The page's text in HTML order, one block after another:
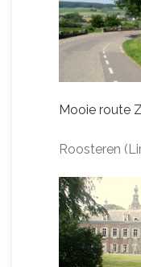
Mooie route
Roosteren